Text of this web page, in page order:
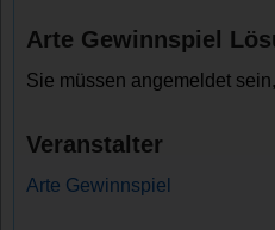
Arte Gewinnspiel
Sie müssen angemeldet
Veranstalter
Arte Gewinnspiel